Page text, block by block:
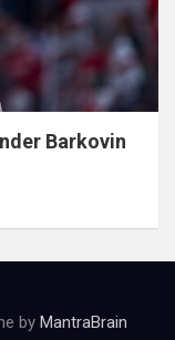
Barkovin
by MantraBrain